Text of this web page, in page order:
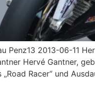
Penz13 2013-06-11
Hervé Gantner,
„Road Racer“ und